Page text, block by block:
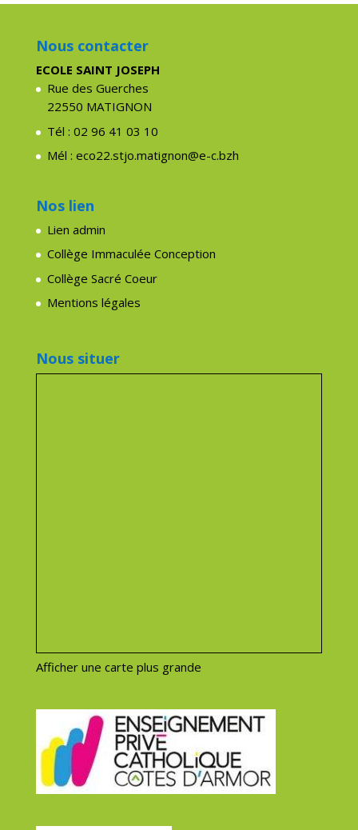
Nous contacter
ECOLE SAINT JOSEPH
Rue des Guerches
22550 MATIGNON
Tél : 02 96 41 03 10
Mél : eco22.stjo.matignon@e-c.bzh
Nos lien
Lien admin
Collège Immaculée Conception
Collège Sacré Coeur
Mentions légales
Nous situer
Afficher une carte plus grande